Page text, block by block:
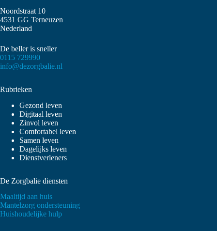
Noordstraat 10
4531 GG Terneuzen
Nederland
De beller is sneller
0115 729990
info@dezorgbalie.nl
Rubrieken
Gezond leven
Digitaal leven
Zinvol leven
Comfortabel leven
Samen leven
Dagelijks leven
Dienstverleners
De Zorgbalie diensten
Maaltijd aan huis
Mantelzorg ondersteuning
Huishoudelijke hulp